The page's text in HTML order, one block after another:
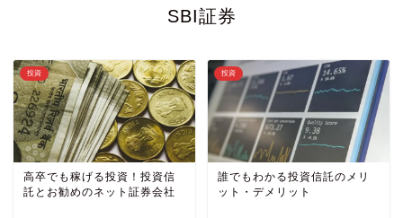
SBI証券
投資
高卒でも稼げる投資！投資信
託とお勧めのネット証券会社
投資
誰でもわかる投資信託のメリ
ット・デメリット